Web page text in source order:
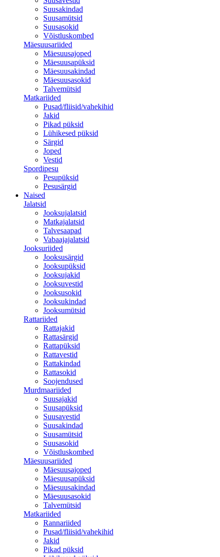
Suusakindad
Suusamütsid
Suusasokid
Võistluskombed
Mäesuusariided
Mäesuusajoped
Mäesuusapüksid
Mäesuusakindad
Mäesuusasokid
Talvemütsid
Matkariided
Pusad/fliisid/vahekihid
Jakid
Pikad püksid
Lühikesed püksid
Särgid
Joped
Vestid
Spordipesu
Pesupüksid
Pesusärgid
Naised
Jalatsid
Jooksujalatsid
Matkajalatsid
Talvesaapad
Vabaajajalatsid
Jooksuriided
Jooksusärgid
Jooksupüksid
Jooksujakid
Jooksuvestid
Jooksusokid
Jooksukindad
Jooksumütsid
Rattariided
Rattajakid
Rattasärgid
Rattapüksid
Rattavestid
Rattakindad
Rattasokid
Soojendused
Murdmaariided
Suusajakid
Suusapüksid
Suusavestid
Suusakindad
Suusamütsid
Suusasokid
Võistluskombed
Mäesuusariided
Mäesuusajoped
Mäesuusapüksid
Mäesuusakindad
Mäesuusasokid
Talvemütsid
Matkariided
Rannariided
Pusad/fliisid/vahekihid
Jakid
Pikad püksid